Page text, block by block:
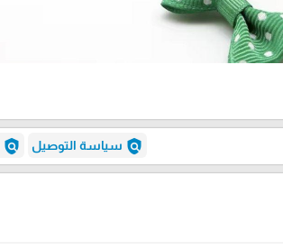
policy سياسة التوصيل policy